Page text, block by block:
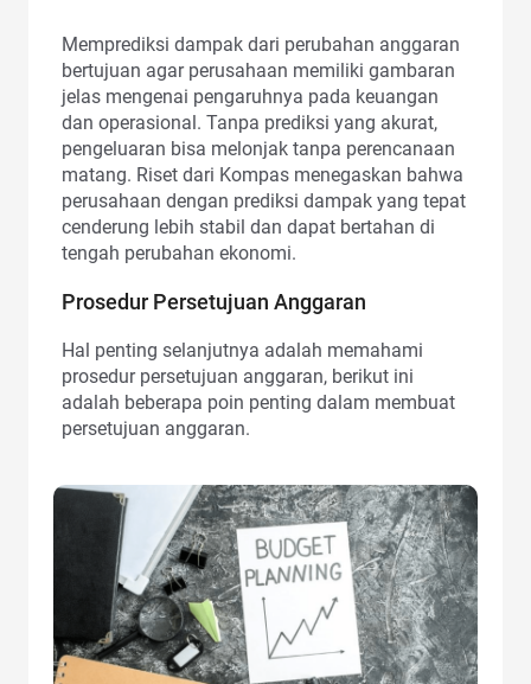
Memprediksi dampak dari perubahan anggaran
bertujuan agar perusahaan memiliki gambaran
jelas mengenai pengaruhnya pada keuangan
dan operasional. Tanpa prediksi yang akurat,
pengeluaran bisa melonjak tanpa perencanaan
matang. Riset dari Kompas menegaskan bahwa
perusahaan dengan prediksi dampak yang tepat
cenderung lebih stabil dan dapat bertahan di
tengah perubahan ekonomi.
Prosedur Persetujuan Anggaran
Hal penting selanjutnya adalah memahami
prosedur persetujuan anggaran, berikut ini
adalah beberapa poin penting dalam membuat
persetujuan anggaran.